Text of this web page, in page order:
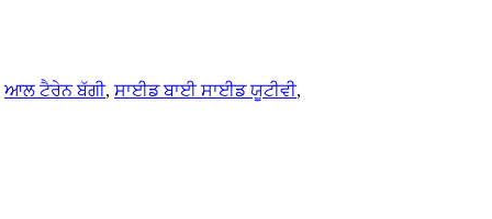
ਆਲ ਟੈਰੇਨ ਬੱਗੀ, ਸਾਈਡ ਬਾਈ ਸਾਈਡ ਯੂਟੀਵੀ,